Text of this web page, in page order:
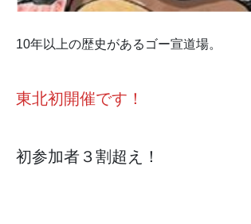
10年以上の歴史があるゴー宣道場。
東北初開催です！
初参加者３割超え！